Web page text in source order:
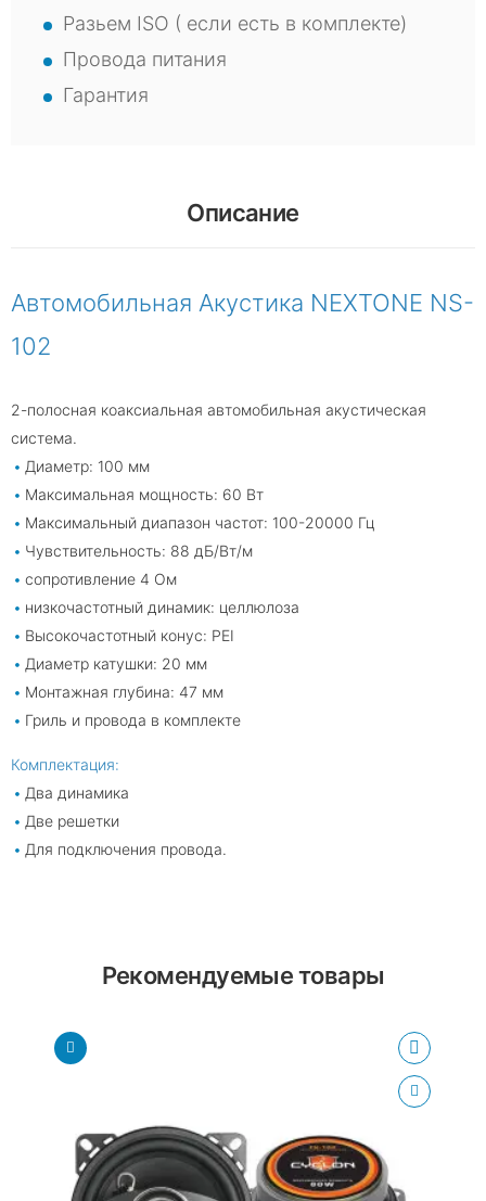
Разьем ISO ( если есть в комплекте)
Провода питания
Гарантия
Описание
Автомобильная Акустика NEXTONE NS-
102
2-полосная коаксиальная автомобильная акустическая
система.
Диаметр: 100 мм
Максимальная мощность: 60 Вт
Максимальный диапазон частот: 100-20000 Гц
Чувствительность: 88 дБ/Вт/м
сопротивление 4 Ом
низкочастотный динамик: целлюлоза
Высокочастотный конус: PEI
Диаметр катушки: 20 мм
Монтажная глубина: 47 мм
Гриль и провода в комплекте
Комплектация:
Два динамика
Две решетки
Для подключения провода.
Рекомендуемые товары